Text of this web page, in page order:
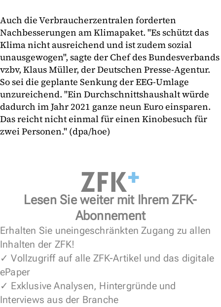
Auch die Verbraucherzentralen forderten
Nachbesserungen am Klimapaket. "Es schützt das
Klima nicht ausreichend und ist zudem sozial
unausgewogen", sagte der Chef des Bundesverbands
vzbv, Klaus Müller, der Deutschen Presse-Agentur.
So sei die geplante Senkung der EEG-Umlage
unzureichend. "Ein Durchschnittshaushalt würde
dadurch im Jahr 2021 ganze neun Euro einsparen.
Das reicht nicht einmal für einen Kinobesuch für
zwei Personen." (dpa/hoe)
Lesen Sie weiter mit Ihrem ZFK-
Abonnement
Erhalten Sie uneingeschränkten Zugang zu allen
Inhalten der ZFK!
✓ Vollzugriff auf alle ZFK-Artikel und das digitale
ePaper
✓ Exklusive Analysen, Hintergründe und
Interviews aus der Branche